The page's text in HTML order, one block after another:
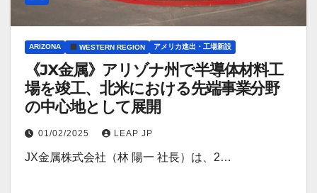
ARIZONA WESTERN REGION アメリカ進出・工場新設
《JX金属》アリゾナ州で半導体材料工
場を竣工、北米における先端事業分野
の中心地として展開
01/02/2025 LEAP JP
JX金属株式会社（林 陽一 社長）は、2…